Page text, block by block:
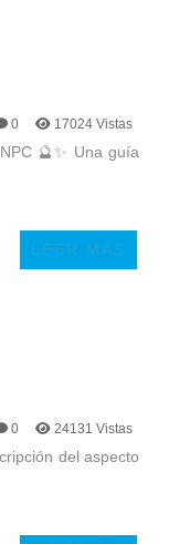
0
17024 Vistas
🔮✨ Una guía
LEER MÁS
0
24131 Vistas
del aspecto